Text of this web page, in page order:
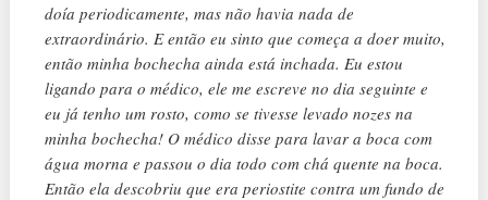
doía periodicamente, mas não havia nada de
extraordinário. E então eu sinto que começa a doer muito,
então minha bochecha ainda está inchada. Eu estou
ligando para o médico, ele me escreve no dia seguinte e
eu já tenho um rosto, como se tivesse levado nozes na
minha bochecha! O médico disse para lavar a boca com
água morna e passou o dia todo com chá quente na boca.
Então ela descobriu que era periostite contra um fundo de